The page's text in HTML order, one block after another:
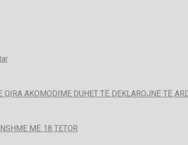
AKOMODIME DUHET TË DEKLAROJNË TË
MË 18 TETOR